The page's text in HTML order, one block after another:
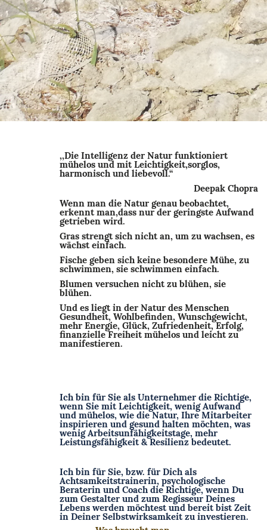
,,Die Intelligenz der Natur funktioniert
mühelos und mit Leichtigkeit,sorglos,
harmonisch und liebevoll.‘‘
Deepak Chopra
Wenn man die Natur genau beobachtet,
erkennt man,dass nur der geringste Aufwand
getrieben wird.
Gras strengt sich nicht an, um zu wachsen, es
wächst einfach.
Fische geben sich keine besondere Mühe, zu
schwimmen, sie schwimmen einfach.
Blumen versuchen nicht zu blühen, sie
blühen.
Und es liegt in der Natur des Menschen
Gesundheit, Wohlbefinden, Wunschgewicht,
mehr Energie, Glück, Zufriedenheit, Erfolg,
finanzielle Freiheit mühelos und leicht zu
manifestieren.
Ich bin für Sie als Unternehmer die Richtige,
wenn Sie mit Leichtigkeit, wenig Aufwand
und mühelos, wie die Natur, Ihre Mitarbeiter
inspirieren und gesund halten möchten, was
wenig Arbeitsunfähigkeitstage, mehr
Leistungsfähigkeit & Resilienz bedeutet.
Ich bin für Sie, bzw. für Dich als
Achtsamkeitstrainerin, psychologische
Beraterin und Coach die Richtige, wenn Du
zum Gestalter und zum Regisseur Deines
Lebens werden möchtest und bereit bist Zeit
in Deiner Selbstwirksamkeit zu investieren.